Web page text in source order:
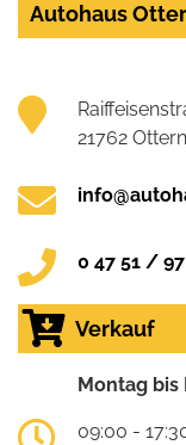
Autohaus
21762
0 47 51 /
Verkauf
Montag bis
09:00 -